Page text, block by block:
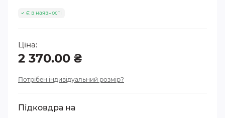
Є в наявності
Ціна:
2 370.00 ₴
Потрібен індивідуальний розмір?
Підковдра на